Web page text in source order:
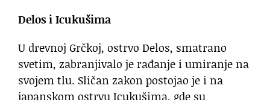
Delos i Icukušima
U drevnoj Grčkoj, ostrvo Delos, smatrano
svetim, zabranjivalo je rađanje i umiranje na
svojem tlu. Sličan zakon postojao je i na
japanskom ostrvu Icukušima, gde su